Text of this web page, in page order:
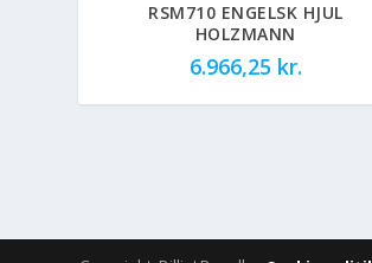
RSM710 ENGELSK HJUL
HOLZMANN
6.966,25 kr.